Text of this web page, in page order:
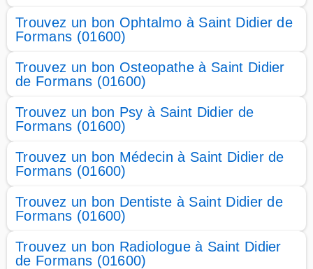
Trouvez un bon Ophtalmo à Saint Didier de
Formans (01600)
Trouvez un bon Osteopathe à Saint Didier
de Formans (01600)
Trouvez un bon Psy à Saint Didier de
Formans (01600)
Trouvez un bon Médecin à Saint Didier de
Formans (01600)
Trouvez un bon Dentiste à Saint Didier de
Formans (01600)
Trouvez un bon Radiologue à Saint Didier
de Formans (01600)